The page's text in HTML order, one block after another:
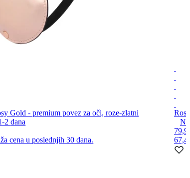
Gold - premium povez za oči, roze-zlatni
2dana
cena u poslednjih 30 dana.